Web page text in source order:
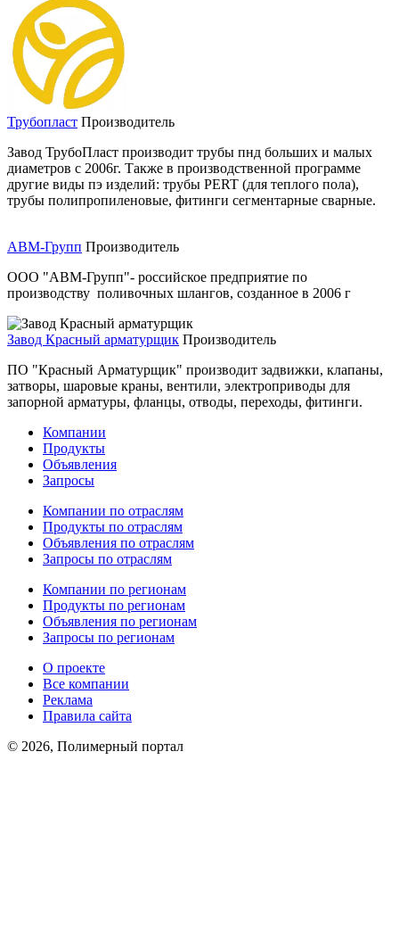
Трубопласт Производитель
Завод ТрубоПласт производит трубы пнд больших и малых
диаметров с 2006г. Также в производственной программе
другие виды пэ изделий: трубы PERT (для теплого пола),
трубы полипропиленовые, фитинги сегментарные сварные.
АВМ-Групп Производитель
OOO "АВМ-Групп"- российское предприятие по
производству поливочных шлангов, созданное в 2006 г
Завод Красный арматурщик Производитель
ПО "Красный Арматурщик" производит задвижки, клапаны,
затворы, шаровые краны, вентили, электроприводы для
запорной арматуры, фланцы, отводы, переходы, фитинги.
Компании
Продукты
Объявления
Запросы
Компании по отраслям
Продукты по отраслям
Объявления по отраслям
Запросы по отраслям
Компании по регионам
Продукты по регионам
Объявления по регионам
Запросы по регионам
О проекте
Все компании
Реклама
Правила сайта
© 2026, Полимерный портал